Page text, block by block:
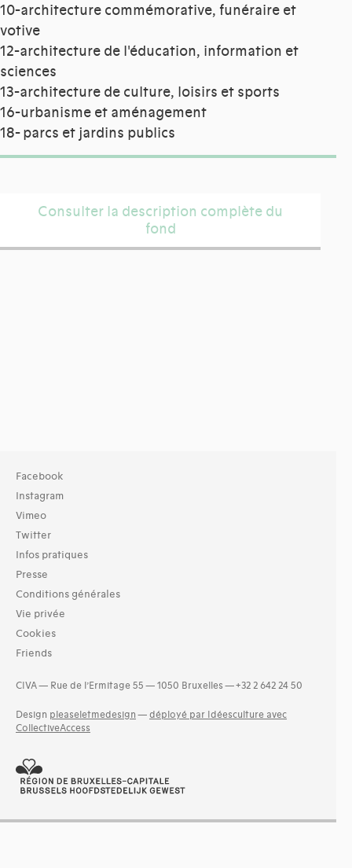
10-architecture commémorative, funéraire et
votive
12-architecture de l'éducation, information et
sciences
13-architecture de culture, loisirs et sports
16-urbanisme et aménagement
18- parcs et jardins publics
Consulter la description complète du
fond
Facebook
Instagram
Vimeo
Twitter
Infos pratiques
Presse
Conditions générales
Vie privée
Cookies
Friends
CIVA — Rue de l’Ermitage 55 — 1050 Bruxelles — +32 2 642 24 50
Design pleaseletmedesign — déployé par Idéesculture avec
CollectiveAccess